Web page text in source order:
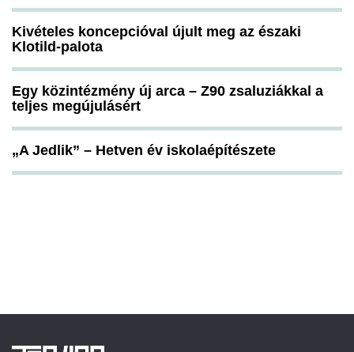
Kivételes koncepcióval újult meg az északi
Klotild-palota
Egy közintézmény új arca – Z90 zsaluziákkal a
teljes megújulásért
„A Jedlik” – Hetven év iskolaépítészete